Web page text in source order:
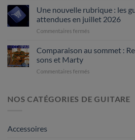
en
stock
Une nouvelle rubrique : les
attendues en juillet 2026
Commentaires fermés
rubrique
attendues
Comparaison au sommet :
sons et Marty
Commentaires fermés
sommet
:
NOS CATÉGORIES DE GUITARE
Accessoires